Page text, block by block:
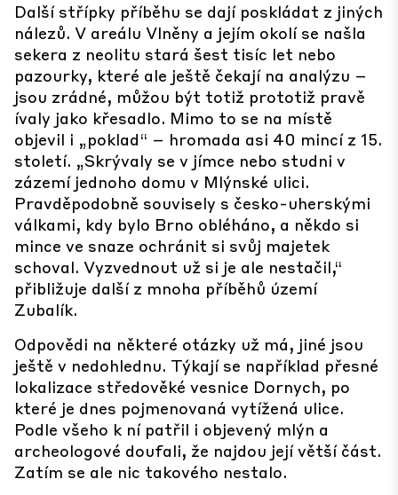
Další střípky příběhu se dají poskládat z jiných
nálezů. V areálu Vlněny a jejím okolí se našla
sekera z neolitu stará šest tisíc let nebo
pazourky, které ale ještě čekají na analýzu –
jsou zrádné, můžou být totiž prototiž pravě
ívaly jako křesadlo. Mimo to se na místě
objevil i „poklad“ – hromada asi 40 mincí z 15.
století. „Skrývaly se v jímce nebo studni v
zázemí jednoho domu v Mlýnské ulici.
Pravděpodobně souvisely s česko-uherskými
válkami, kdy bylo Brno obléháno, a někdo si
mince ve snaze ochránit si svůj majetek
schoval. Vyzvednout už si je ale nestačil,“
přibližuje další z mnoha příběhů území
Zubalík.
Odpovědi na některé otázky už má, jiné jsou
ještě v nedohlednu. Týkají se například přesné
lokalizace středověké vesnice Dornych, po
které je dnes pojmenovaná vytížená ulice.
Podle všeho k ní patřil i objevený mlýn a
archeologové doufali, že najdou její větší část.
Zatím se ale nic takového nestalo.